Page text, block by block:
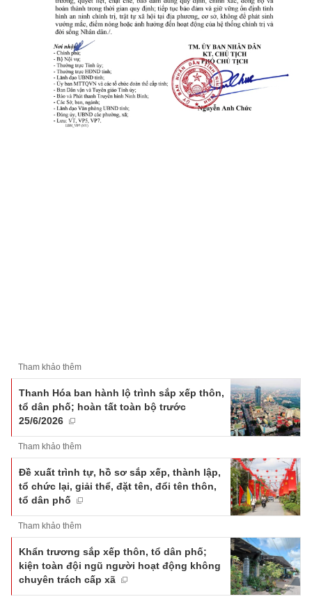
Tham khảo thêm
Thanh Hóa ban hành lộ trình sắp xếp thôn,
tổ dân phố; hoàn tất toàn bộ trước
25/6/2026
Tham khảo thêm
Đề xuất trình tự, hồ sơ sắp xếp, thành lập,
tổ chức lại, giải thể, đặt tên, đổi tên thôn,
tổ dân phố
Tham khảo thêm
Khẩn trương sắp xếp thôn, tổ dân phố;
kiện toàn đội ngũ người hoạt động không
chuyên trách cấp xã